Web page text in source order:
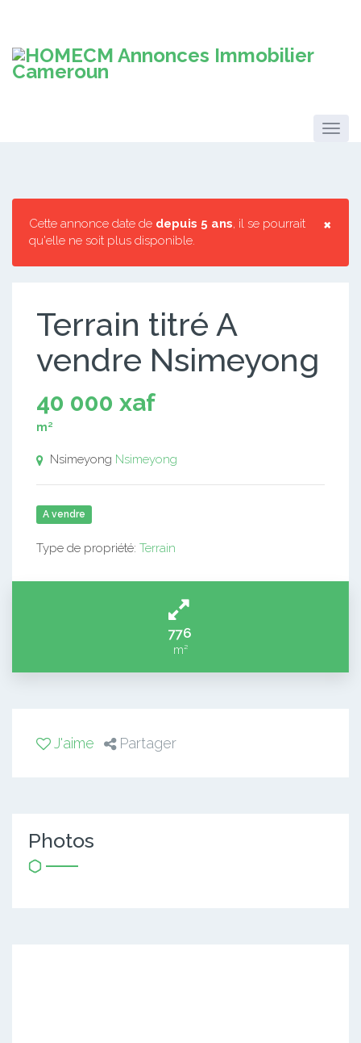
×
Cette annonce date de depuis 5 ans, il se pourrait
qu'elle ne soit plus disponible.
Terrain titré A
vendre Nsimeyong
40 000 xaf
m²
Nsimeyong Nsimeyong
A vendre
Type de propriété: Terrain
776
m²
J'aime Partager
Photos